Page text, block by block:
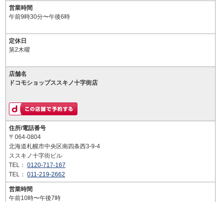
営業時間
午前9時30分〜午後6時
定休日
第2木曜
店舗名
ドコモショップススキノ十字街店
住所/電話番号
〒064-0804
北海道札幌市中央区南四条西3-9-4
ススキノ十字街ビル
TEL： 0120-717-167
TEL： 011-219-2662
営業時間
午前10時〜午後7時